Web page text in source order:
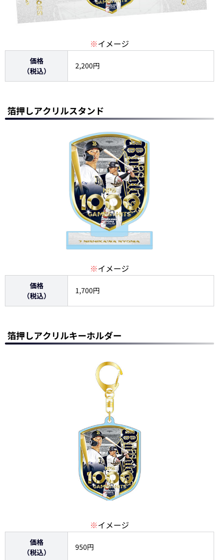
※イメージ
価格
（税込）
2,200円
箔押しアクリルスタンド
※イメージ
価格
（税込）
1,700円
箔押しアクリルキーホルダー
※イメージ
価格
（税込）
950円